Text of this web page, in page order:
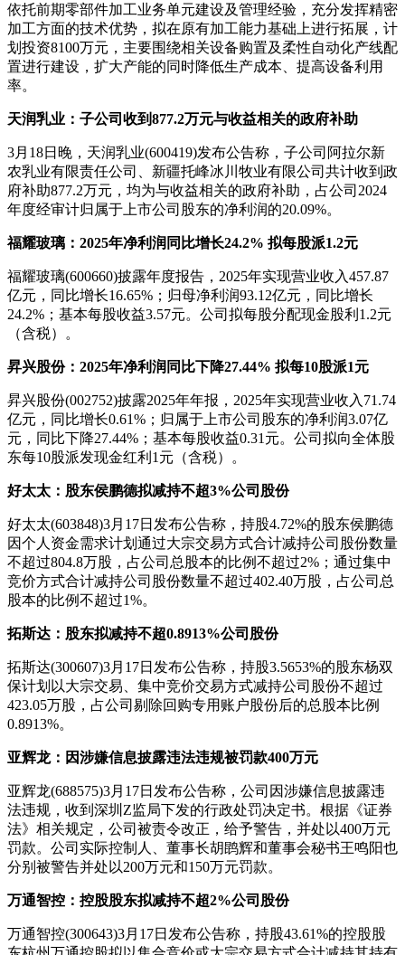
依托前期零部件加工业务单元建设及管理经验，充分发挥精密
加工方面的技术优势，拟在原有加工能力基础上进行拓展，计
划投资8100万元，主要围绕相关设备购置及柔性自动化产线配
置进行建设，扩大产能的同时降低生产成本、提高设备利用
率。
天润乳业：子公司收到877.2万元与收益相关的政府补助
3月18日晚，天润乳业(600419)发布公告称，子公司阿拉尔新
农乳业有限责任公司、新疆托峰冰川牧业有限公司共计收到政
府补助877.2万元，均为与收益相关的政府补助，占公司2024
年度经审计归属于上市公司股东的净利润的20.09%。
福耀玻璃：2025年净利润同比增长24.2% 拟每股派1.2元
福耀玻璃(600660)披露年度报告，2025年实现营业收入457.87
亿元，同比增长16.65%；归母净利润93.12亿元，同比增长
24.2%；基本每股收益3.57元。公司拟每股分配现金股利1.2元
（含税）。
昇兴股份：2025年净利润同比下降27.44% 拟每10股派1元
昇兴股份(002752)披露2025年年报，2025年实现营业收入71.74
亿元，同比增长0.61%；归属于上市公司股东的净利润3.07亿
元，同比下降27.44%；基本每股收益0.31元。公司拟向全体股
东每10股派发现金红利1元（含税）。
好太太：股东侯鹏德拟减持不超3%公司股份
好太太(603848)3月17日发布公告称，持股4.72%的股东侯鹏德
因个人资金需求计划通过大宗交易方式合计减持公司股份数量
不超过804.8万股，占公司总股本的比例不超过2%；通过集中
竞价方式合计减持公司股份数量不超过402.40万股，占公司总
股本的比例不超过1%。
拓斯达：股东拟减持不超0.8913%公司股份
拓斯达(300607)3月17日发布公告称，持股3.5653%的股东杨双
保计划以大宗交易、集中竞价交易方式减持公司股份不超过
423.05万股，占公司剔除回购专用账户股份后的总股本比例
0.8913%。
亚辉龙：因涉嫌信息披露违法违规被罚款400万元
亚辉龙(688575)3月17日发布公告称，公司因涉嫌信息披露违
法违规，收到深圳Z监局下发的行政处罚决定书。根据《证券
法》相关规定，公司被责令改正，给予警告，并处以400万元
罚款。公司实际控制人、董事长胡鹍辉和董事会秘书王鸣阳也
分别被警告并处以200万元和150万元罚款。
万通智控：控股股东拟减持不超2%公司股份
万通智控(300643)3月17日发布公告称，持股43.61%的控股股